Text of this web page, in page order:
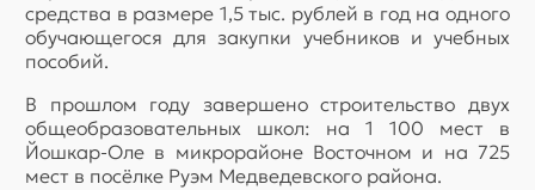
средства в размере 1,5 тыс. рублей в год на одного
обучающегося для закупки учебников и учебных
пособий.
В прошлом году завершено строительство двух
общеобразовательных школ: на 1 100 мест в
Йошкар-Оле в микрорайоне Восточном и на 725
мест в посёлке Руэм Медведевского района.